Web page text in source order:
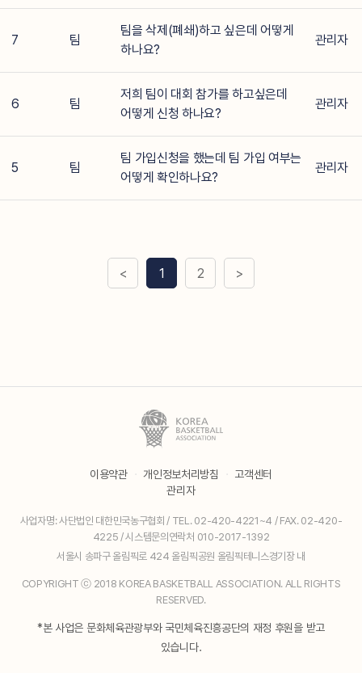
7 팀
팀을 삭제(폐쇄)하고 싶은데 어떻게
하나요?
관리자
6 팀
저희 팀이 대회 참가를 하고싶은데
어떻게 신청 하나요?
관리자
5 팀
팀 가입신청을 했는데 팀 가입 여부는
어떻게 확인하나요?
관리자
< 1 2 >
이용약관 · 개인정보처리방침 · 고객센터
관리자
사업자명: 사단법인 대한민국농구협회 / TEL. 02-420-4221~4 / FAX. 02-420-
4225 / 시스템문의연락처 010-2017-1392
서울시 송파구 올림픽로 424 올림픽공원 올림픽테니스경기장 내
COPYRIGHT ⓒ 2018 KOREA BASKETBALL ASSOCIATION. ALL RIGHTS
RESERVED.
*본 사업은 문화체육관광부와 국민체육진흥공단의 재정 후원을 받고
있습니다.